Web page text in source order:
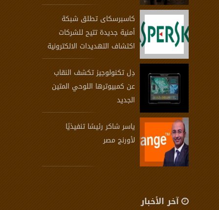
كاسبرسكاى تطلق شبكة
أمنية جديدة تتيح للشركات
اكتشاف التهديدات الالكترونية
دِل تكنولوجيز تكشف النقاب
عن كمبيوترها اللوحي المتين
الجديد
ياسر شاكر رئيسًا تنفيذيًا
لأورنج مصر
آخر الأخبار